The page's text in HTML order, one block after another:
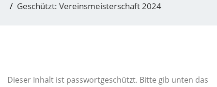
Geschützt: Vereinsmeisterschaft 2024
Dieser Inhalt ist passwortgeschützt. Bitte gib unten das